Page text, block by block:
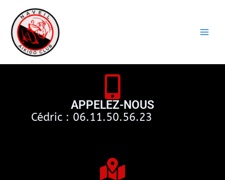
contenu
APPELEZ-NOUS
Cédric : 06.11.50.56.23